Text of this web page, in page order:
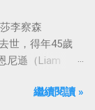
李察森
世，得年45歲
尼遜（Liam
平傷痛。繼續閱讀 »